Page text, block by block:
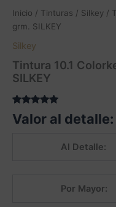
Inicio / Tinturas / Silkey /
grm. SILKEY
Silkey
Tintura 10.1
SILKEY
Valorado
5.00 sobre
1Valor al detalle:
Al Detalle:
Por Mayor: